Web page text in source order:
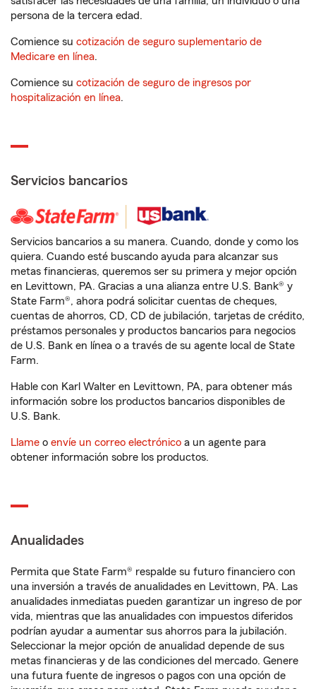
persona de la tercera edad.
Comience su cotización de seguro suplementario de
Medicare en línea.
Comience su cotización de seguro de ingresos por
hospitalización en línea.
Servicios bancarios
Servicios bancarios a su manera. Cuando, donde y como los
quiera. Cuando esté buscando ayuda para alcanzar sus
metas financieras, queremos ser su primera y mejor opción
en Levittown, PA. Gracias a una alianza entre U.S. Bank® y
State Farm®, ahora podrá solicitar cuentas de cheques,
cuentas de ahorros, CD, CD de jubilación, tarjetas de crédito,
préstamos personales y productos bancarios para negocios
de U.S. Bank en línea o a través de su agente local de State
Farm.
Hable con Karl Walter en Levittown, PA, para obtener más
información sobre los productos bancarios disponibles de
U.S. Bank.
Llame o envíe un correo electrónico a un agente para
obtener información sobre los productos.
Anualidades
Permita que State Farm® respalde su futuro financiero con
una inversión a través de anualidades en Levittown, PA. Las
anualidades inmediatas pueden garantizar un ingreso de por
vida, mientras que las anualidades con impuestos diferidos
podrían ayudar a aumentar sus ahorros para la jubilación.
Seleccionar la mejor opción de anualidad depende de sus
metas financieras y de las condiciones del mercado. Genere
una futura fuente de ingresos o pagos con una opción de